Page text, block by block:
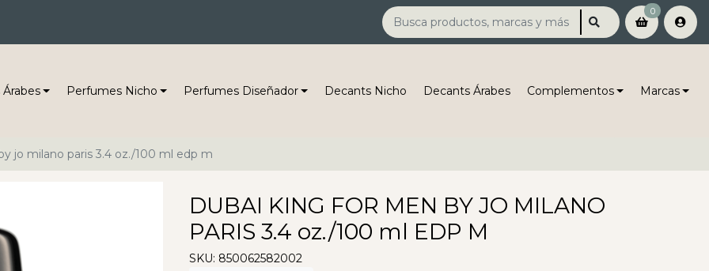
0
Perfumes Nicho Perfumes Diseñador Decants Nicho Decants Árabes Complementos Marcas
jo milano paris 3.4 oz./100 ml edp m
DUBAI KING FOR MEN BY JO MILANO
PARIS 3.4 oz./100 ml EDP M
SKU: 850062582002